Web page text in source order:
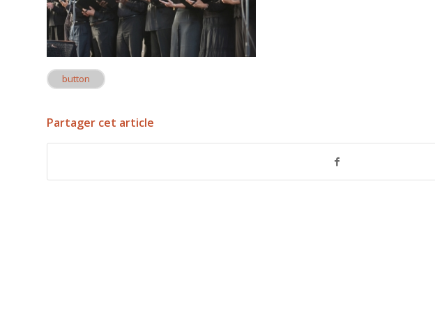
button
Partager cet article